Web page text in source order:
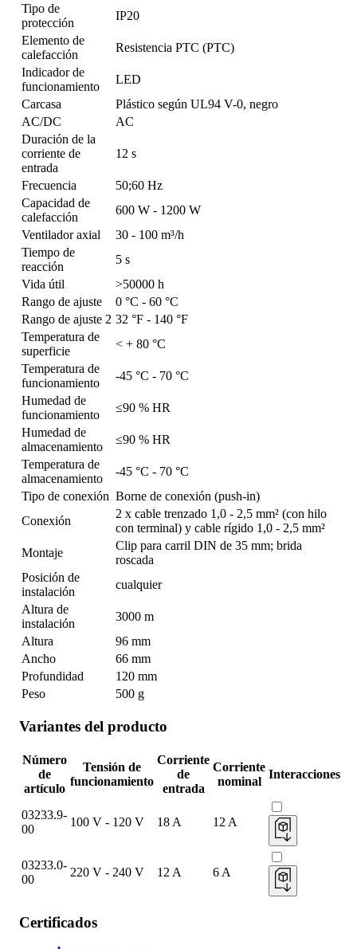
Tipo de
protección
IP20
Elemento de
calefacción
Resistencia PTC (PTC)
Indicador de
funcionamiento
LED
Carcasa
Plástico según UL94 V-0, negro
AC/DC
AC
Duración de la
corriente de
entrada
12 s
Frecuencia
50;60 Hz
Capacidad de
calefacción
600 W - 1200 W
Ventilador axial
30 - 100 m³/h
Tiempo de
reacción
5 s
Vida útil
>50000 h
Rango de ajuste
0 °C - 60 °C
Rango de ajuste 2 32 °F - 140 °F
Temperatura de
superficie
< + 80 °C
Temperatura de
funcionamiento
-45 °C - 70 °C
Humedad de
funcionamiento
≤90 % HR
Humedad de
almacenamiento
≤90 % HR
Temperatura de
almacenamiento
-45 °C - 70 °C
Tipo de conexión Borne de conexión (push-in)
Conexión
2 x cable trenzado 1,0 - 2,5 mm² (con hilo
con terminal) y cable rígido 1,0 - 2,5 mm²
Montaje
Clip para carril DIN de 35 mm; brida
roscada
Posición de
instalación
cualquier
Altura de
instalación
3000 m
Altura
96 mm
Ancho
66 mm
Profundidad
120 mm
Peso
500 g
Variantes del producto
Número
de
artículo
Tensión de
funcionamiento
Corriente
de
entrada
Corriente
nominal
Interacciones
03233.9-
00
100 V - 120 V 18 A 12 A
03233.0-
00
220 V - 240 V 12 A 6 A
Certificados